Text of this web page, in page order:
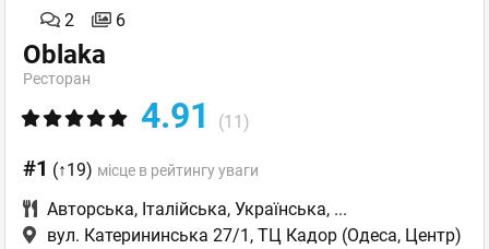
2 6
Oblaka
Ресторан
4.91 (11)
#1 (↑19) місце в рейтингу уваги
Авторська, Італійська, Українська, ...
вул. Катерининська 27/1, ТЦ Кадор (Одеса, Центр)